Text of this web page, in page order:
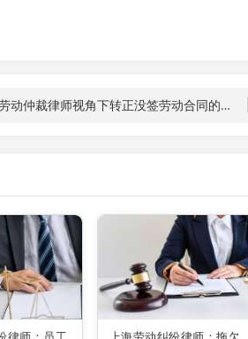
上海劳动仲裁律师视角下转正没签劳动合同的赔偿问题